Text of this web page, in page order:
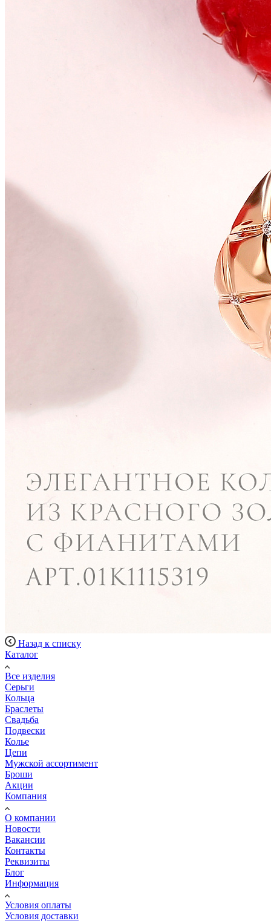
Назад к списку
Каталог
Все изделия
Серьги
Кольца
Браслеты
Свадьба
Подвески
Колье
Цепи
Мужской ассортимент
Броши
Акции
Компания
О компании
Новости
Вакансии
Контакты
Реквизиты
Блог
Информация
Условия оплаты
Условия доставки